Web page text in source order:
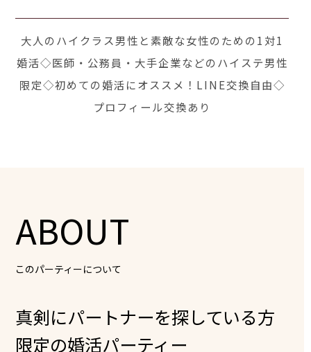
大人のハイクラス男性と素敵な女性のための1対1
婚活◇医師・公務員・大手企業などのハイステ男性
限定◇初めての婚活にオススメ！LINE交換自由◇
プロフィール交換あり
ABOUT
このパーティーについて
真剣にパートナーを探している方
限定の婚活パーティー